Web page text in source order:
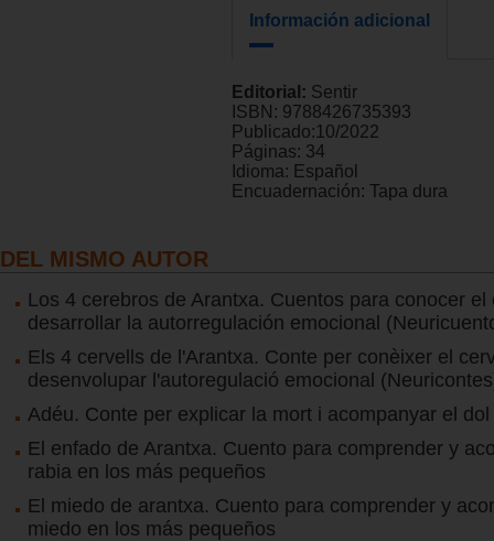
Información adicional
Editorial: Sentir
ISBN: 9788426735393
Publicado:10/2022
Páginas: 34
Idioma: Español
Encuadernación: Tapa dura
DEL MISMO AUTOR
Los 4 cerebros de Arantxa. Cuentos para conocer el
desarrollar la autorregulación emocional
Els 4 cervells de l'Arantxa. Conte per conèixer el
desenvolupar l'autoregulació emocional
Adéu. Conte per explicar la mort i acompanyar el
El enfado de Arantxa. Cuento para comprender y
rabia en los más pequeños
El miedo de arantxa. Cuento para comprender y
miedo en los más pequeños